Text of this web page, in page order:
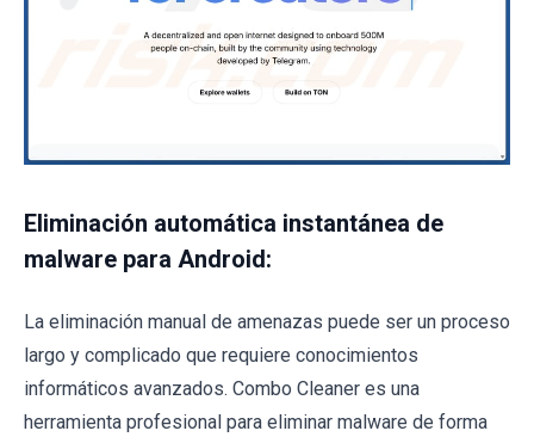
Eliminación automática instantánea de
malware para Android:
La eliminación manual de amenazas puede ser un proceso
largo y complicado que requiere conocimientos
informáticos avanzados. Combo Cleaner es una
herramienta profesional para eliminar malware de forma